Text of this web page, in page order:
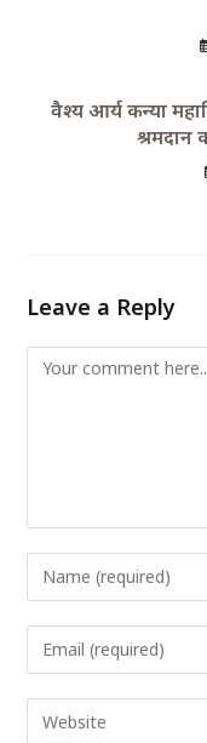
वैश्य आर्य कन्या
श्रमदान
Leave a Reply